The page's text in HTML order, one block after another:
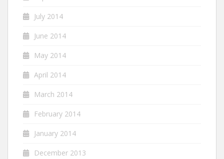
July 2014
June 2014
May 2014
April 2014
March 2014
February 2014
January 2014
December 2013